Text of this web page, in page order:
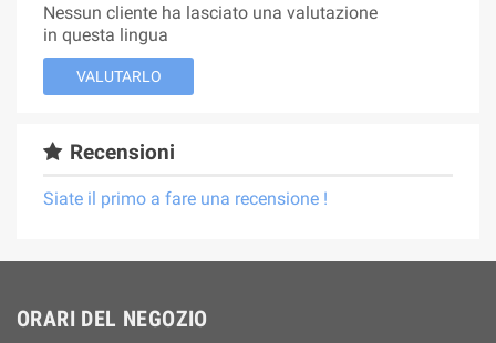
Nessun cliente ha lasciato una valutazione
in questa lingua
VALUTARLO
Recensioni
Siate il primo a fare una recensione !
ORARI DEL NEGOZIO